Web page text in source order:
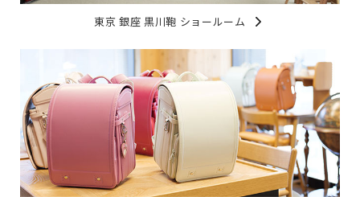
東京 銀座 黒川鞄 ショールーム